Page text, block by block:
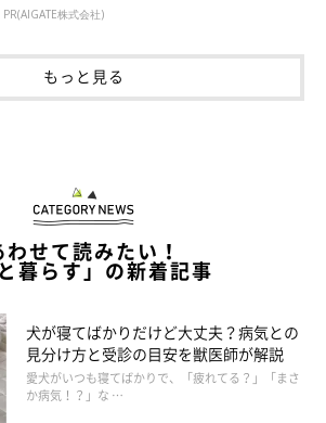
る行動です。
かりの服には、飼い主さんのニオイがしっ
大好きな人のニオイに包まれることで、犬は
優れた嗅覚をもっている犬は、飼い主さん
とでリラックスできるのです。
PR(AIGATE株式会社)
もっと見る
わせて読みたい！
と暮らす」の新着記事
犬が寝てばかりだけど大丈夫？病気との
見分け方と受診の目安を獣医師が解説
愛犬がいつも寝てばかりで、「疲れてる？」「まさ
か病気！？」な …